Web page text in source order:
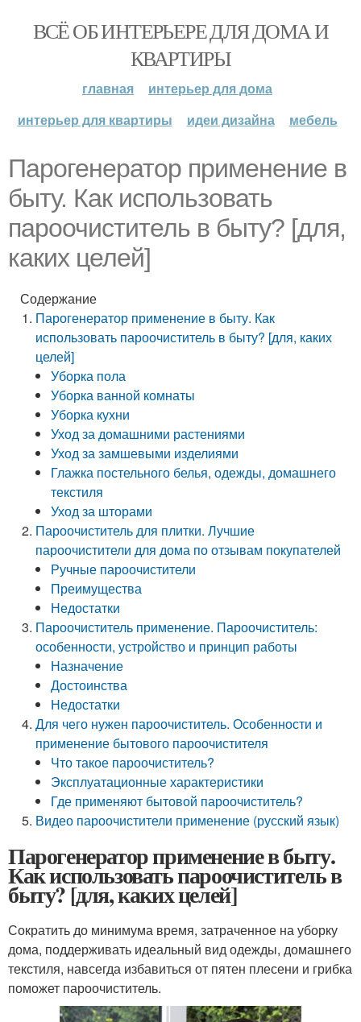
ВСЁ ОБ ИНТЕРЬЕРЕ ДЛЯ ДОМА И
КВАРТИРЫ
главная
интерьер для дома
интерьер для квартиры
идеи дизайна мебель
Парогенератор применение в
быту. Как использовать
пароочиститель в быту? [для,
каких целей]
Содержание
Парогенератор применение в быту. Как
использовать пароочиститель в быту? [для, каких
целей]
Уборка пола
Уборка ванной комнаты
Уборка кухни
Уход за домашними растениями
Уход за замшевыми изделиями
Глажка постельного белья, одежды, домашнего
текстиля
Уход за шторами
Пароочиститель для плитки. Лучшие
пароочистители для дома по отзывам покупателей
Ручные пароочистители
Преимущества
Недостатки
Пароочиститель применение. Пароочиститель:
особенности, устройство и принцип работы
Назначение
Достоинства
Недостатки
Для чего нужен пароочиститель. Особенности и
применение бытового пароочистителя
Что такое пароочиститель?
Эксплуатационные характеристики
Где применяют бытовой пароочиститель?
Видео пароочистители применение (русский язык)
Парогенератор применение в быту.
Как использовать пароочиститель в
быту? [для, каких целей]
Сократить до минимума время, затраченное на уборку
дома, поддерживать идеальный вид одежды, домашнего
текстиля, навсегда избавиться от пятен плесени и грибка
поможет пароочиститель.